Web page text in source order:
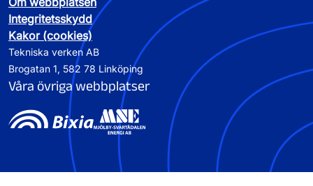
Integritetsskydd
Kakor (cookies)
Tekniska verken AB
Brogatan 1, 582 78 Linköping
Våra övriga webbplatser